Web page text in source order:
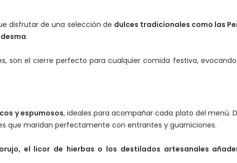
disfrutar de una selección de dulces tradicionales como las
.
son el cierre perfecto para cualquier comida festiva,
y espumosos, ideales para acompañar cada plato del menú.
que maridan perfectamente con entrantes y guarniciones.
el licor de hierbas o los destilados artesanales